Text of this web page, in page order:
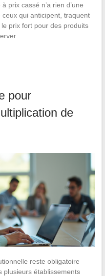
prix cassé n’a rien d’une
ceux qui anticipent, traquent
prix fort pour des produits
pour
de
reste obligatoire
plusieurs établissements